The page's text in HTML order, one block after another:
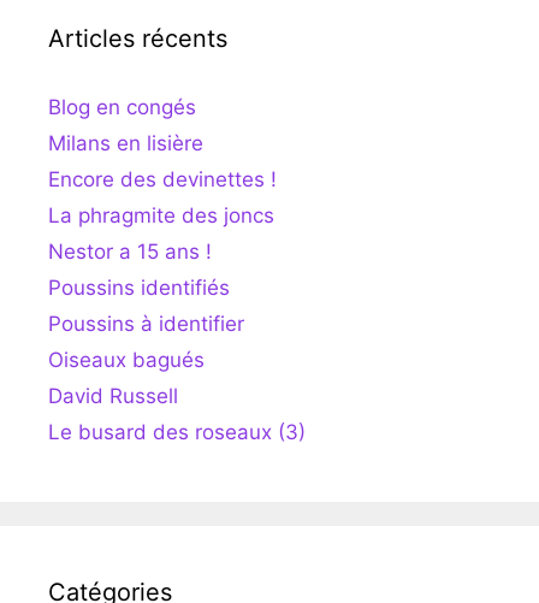
Articles récents
Blog en congés
Milans en lisière
Encore des devinettes !
La phragmite des joncs
Nestor a 15 ans !
Poussins identifiés
Poussins à identifier
Oiseaux bagués
David Russell
Le busard des roseaux (3)
Catégories